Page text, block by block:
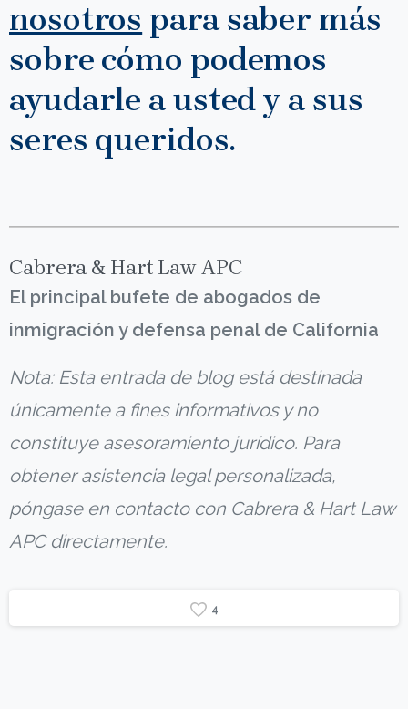
nosotros para saber más
sobre cómo podemos
ayudarle a usted y a sus
seres queridos.
Cabrera & Hart Law APC
El principal bufete de abogados de
inmigración y defensa penal de California
Nota: Esta entrada de blog está destinada
únicamente a fines informativos y no
constituye asesoramiento jurídico. Para
obtener asistencia legal personalizada,
póngase en contacto con Cabrera & Hart Law
APC directamente.
4